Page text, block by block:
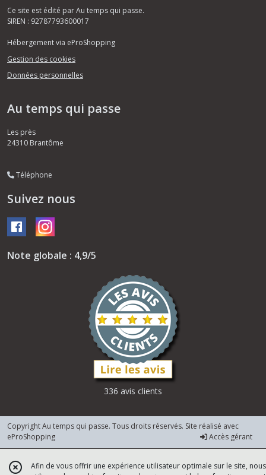
Ce site est édité par Au temps qui passe.
SIREN : 92787793600017
Hébergement via eProShopping
Gestion des cookies
Données personnelles
Au temps qui passe
Les près
24310 Brantôme
Téléphone
Suivez nous
Note globale : 4,9/5
336 avis clients
Copyright Au temps qui passe. Tous droits réservés. Site réalisé avec
eProShopping
Accès gérant
Afin de vous offrir une expérience utilisateur optimale sur le site, nous